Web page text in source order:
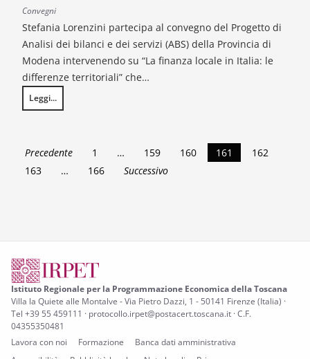
Convegni
Stefania Lorenzini partecipa al convegno del Progetto di
Analisi dei bilanci e dei servizi (ABS) della Provincia di
Modena intervenendo su “La finanza locale in Italia: le
differenze territoriali” che…
Leggi...
Conoscere e confrontare le politiche di bilancio degli enti locali
Precedente 1 … 159 160 161
162
163
… 166 Successivo
Istituto Regionale per la Programmazione Economica della Toscana
Villa la Quiete alle Montalve - Via Pietro Dazzi, 1 - 50141 Firenze (Italia) ·
Tel +39 55 459111 · protocollo.irpet@postacert.toscana.it · C.F.
04355350481
Lavora con noi
Formazione
Banca dati amministrativa